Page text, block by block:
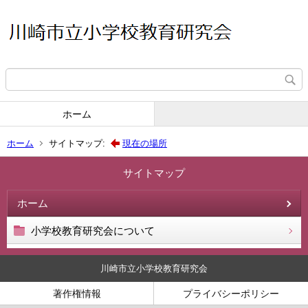
ホーム
ホーム サイトマップ: 現在の場所
サイトマップ
ホーム
小学校教育研究会について
川崎市立小学校教育研究会
著作権情報 プライバシーポリシー